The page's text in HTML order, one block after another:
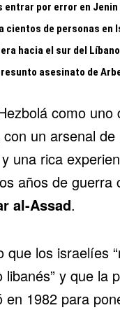
entrar por error en Jenin
cientos de personas en
hacia el sur del Líbano
asesinato de
como uno
un arsenal de
una rica
años de guerra
al-Assad.
que los israelíes
y que la
1982 para